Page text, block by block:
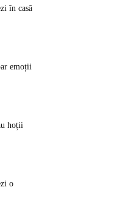
în casă
emoții
hoții
o